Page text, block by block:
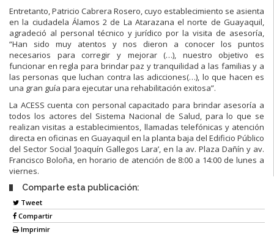
Entretanto, Patricio Cabrera Rosero, cuyo establecimiento se asienta
en la ciudadela Álamos 2 de La Atarazana el norte de Guayaquil,
agradeció al personal técnico y jurídico por la visita de asesoría,
“Han sido muy atentos y nos dieron a conocer los puntos
necesarios para corregir y mejorar (…), nuestro objetivo es
funcionar en regla para brindar paz y tranquilidad a las familias y a
las personas que luchan contra las adicciones(…), lo que hacen es
una gran guía para ejecutar una rehabilitación exitosa”.
La ACESS cuenta con personal capacitado para brindar asesoría a
todos los actores del Sistema Nacional de Salud, para lo que se
realizan visitas a establecimientos, llamadas telefónicas y atención
directa en oficinas en Guayaquil en la planta baja del Edificio Público
del Sector Social ‘Joaquín Gallegos Lara’, en la av. Plaza Dañín y av.
Francisco Boloña, en horario de atención de 8:00 a 14:00 de lunes a
viernes.
Comparte esta publicación:
Tweet
Compartir
Imprimir